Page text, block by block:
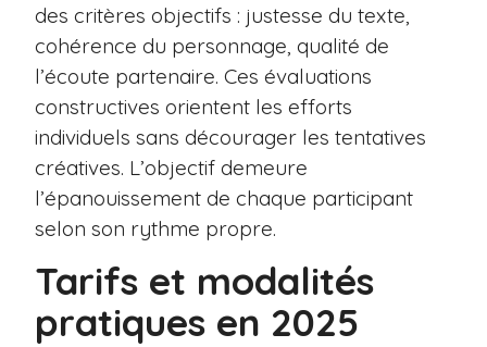
des critères objectifs : justesse du texte,
cohérence du personnage, qualité de
l’écoute partenaire. Ces évaluations
constructives orientent les efforts
individuels sans décourager les tentatives
créatives. L’objectif demeure
l’épanouissement de chaque participant
selon son rythme propre.
Tarifs et modalités
pratiques en 2025